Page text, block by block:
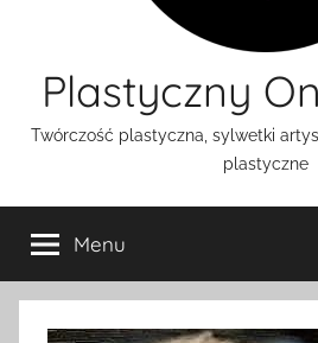
Plastyczny
Twórczość plastyczna, sylwetki
plastyczne
Menu